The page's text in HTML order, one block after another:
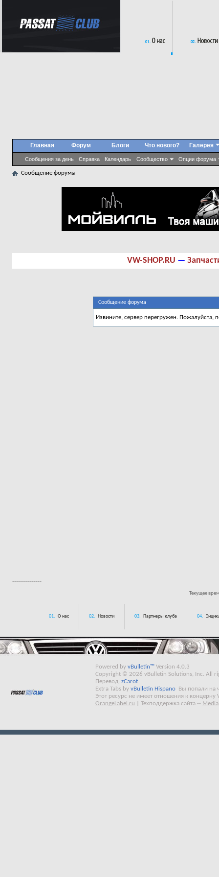
Главная Форум
Сообщения за день Справка Календарь Сообщество Опции форума
Блоги Что нового? Галерея
Сообщение форума
VW-SHOP.RU —
Сообщение форума
Извините, сервер перегружен. Пожалуйста,
---------------
Текущее
01. О нас 02. Новости 03. Партнеры клуба 04.
Powered by vBulletin™ Version 4.0.3
Copyright © 2026 vBulletin Solutions, Inc. All
Перевод: zCarot
Extra Tabs by vBulletin Hispano
Вы попали на
Этот ресурс не имеет отношения к концерну
OrangeLabel.ru
Техподдержка сайта --